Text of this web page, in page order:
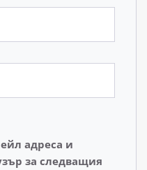
адреса и
за следващия